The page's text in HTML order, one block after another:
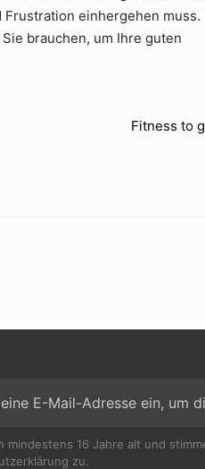
einhergehen muss.
brauchen, um Ihre guten
Fitness to
mindestens 16 Jahre alt und
zu.